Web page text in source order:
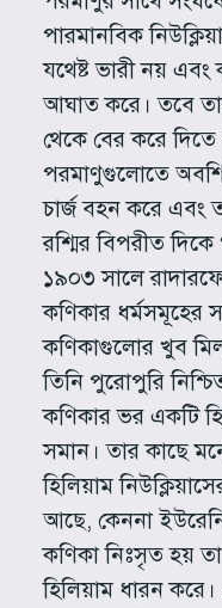
পারমানবিক
যথেষ্ট ভারী নয়
আঘাত করে। তবে
থেকে বের করে দিতে
পরমাণুগুলোতে
চার্জ বহন করে এবং
রশ্মির বিপরীত
১৯০৩ সালে
কণিকার ধর্মসমূহের
কণিকাগুলোর খুব
তিনি পুরোপুরি
কণিকার ভর একটি
সমান। তার কাছে
হিলিয়াম
আছে, কেননা
কণিকা নিঃসৃত হয়
হিলিয়াম ধারন